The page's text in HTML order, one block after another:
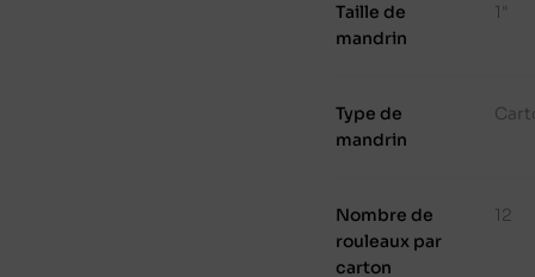
Taille de
mandrin
1"
Type de
mandrin
Nombre de
rouleaux par
carton
12